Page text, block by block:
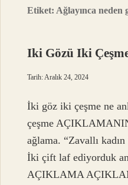
Etiket: Ağlayınca neden
Iki Gözü Iki
Tarih: Aralık 24, 2024
İki göz iki çeşme ne
çeşme
ağlama. “Zavallı
İki çift laf ediyorduk
AÇIKLAMA